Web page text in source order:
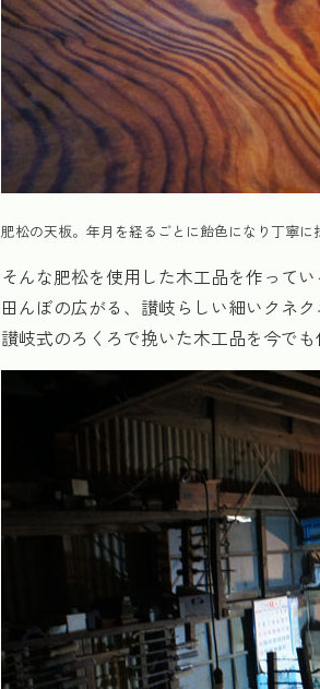
肥松の天板。年月を経るごとに飴色になり丁寧に
そんな肥松を使用した木工品を作って
田んぼの広がる、讃岐らしい細いクネ
讃岐式のろくろで挽いた木工品を今でも